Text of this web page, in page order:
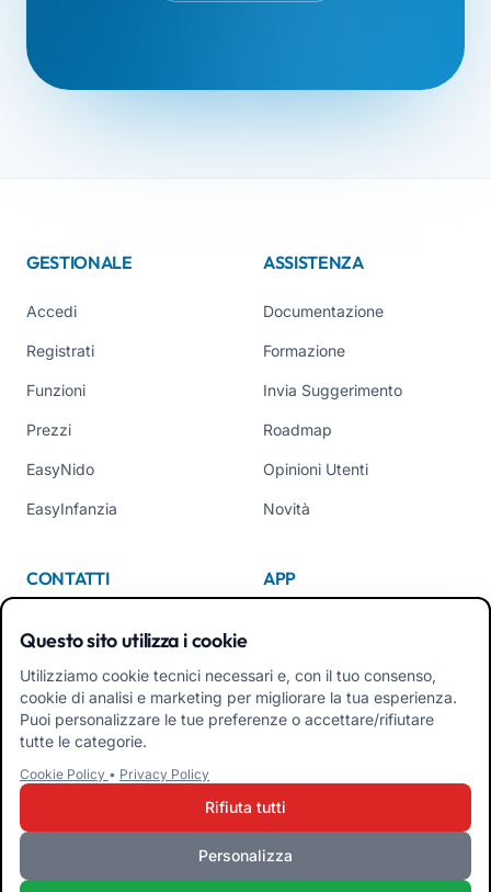
GESTIONALE
Accedi
Registrati
Funzioni
Prezzi
EasyNido
EasyInfanzia
ASSISTENZA
Documentazione
Formazione
Invia Suggerimento
Roadmap
Opinioni Utenti
Novità
CONTATTI
Contattaci
Tel +39 02 84152514
APP
Questo sito utilizza i cookie
Utilizziamo cookie tecnici necessari e, con il tuo consenso,
cookie di analisi e marketing per migliorare la tua esperienza.
Puoi personalizzare le tue preferenze o accettare/rifiutare
tutte le categorie.
Cookie Policy • Privacy Policy
Rifiuta tutti
Personalizza